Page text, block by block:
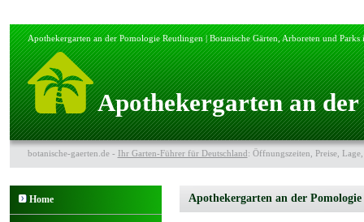
Apothekergarten an der Pomologie Reutlingen | Botanische Gärten, Arboreten und Parks
Apothekergarten an
botanische-gaerten.de - Ihr Garten-Führer für Deutschland: Öffnungszeiten, Preise,
Home Apothekergarten an der